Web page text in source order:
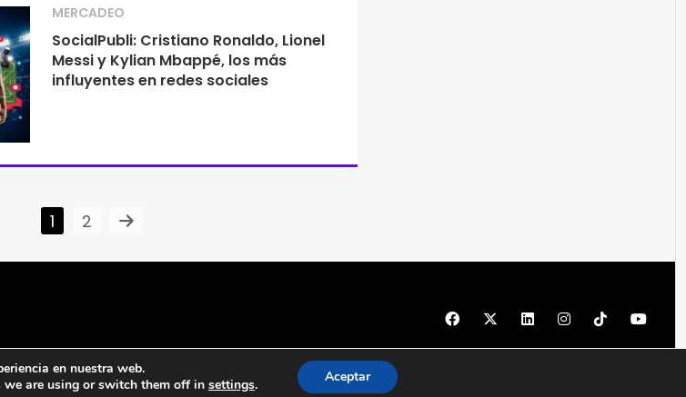
MERCADEO
SocialPubli: Cristiano Ronaldo, Lionel
Messi y Kylian Mbappé, los más
influyentes en redes sociales
1 2
© 1997 - 2026 PRODU - Todos los derechos reservados
en nuestra web.
are using or switch them off in settings. Aceptar